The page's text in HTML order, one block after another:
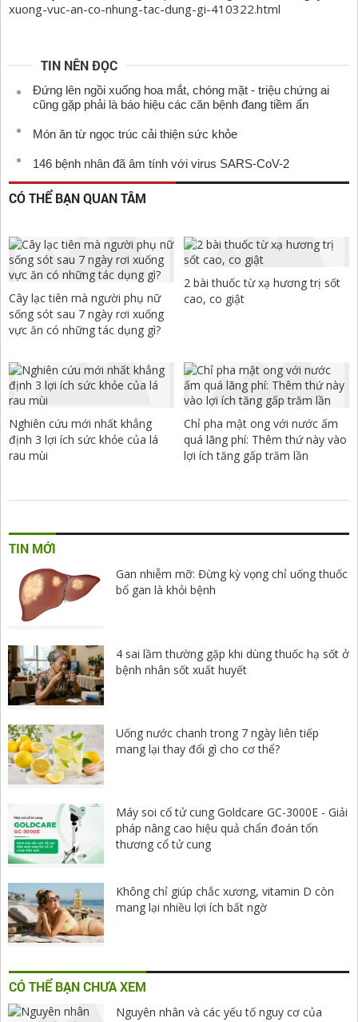
xuong-vuc-an-co-nhung-tac-dung-gi-410322.html
TIN NÊN ĐỌC
Đứng lên ngồi xuống hoa mắt, chóng mặt - triệu chứng ai
cũng gặp phải là báo hiệu các căn bệnh đang tiềm ẩn
Món ăn từ ngọc trúc cải thiện sức khỏe
146 bệnh nhân đã âm tính với virus SARS-CoV-2
CÓ THỂ BẠN QUAN TÂM
Cây lạc tiên mà người phụ nữ
sống sót sau 7 ngày rơi xuống
vực ăn có những tác dụng gì?
2 bài thuốc từ xạ hương trị sốt
cao, co giật
Nghiên cứu mới nhất khẳng
định 3 lợi ích sức khỏe của lá
rau mùi
Chỉ pha mật ong với nước ấm
quá lãng phí: Thêm thứ này vào
lợi ích tăng gấp trăm lần
TIN MỚI
Gan nhiễm mỡ: Đừng kỳ vọng chỉ uống thuốc
bổ gan là khỏi bệnh
4 sai lầm thường gặp khi dùng thuốc hạ sốt ở
bệnh nhân sốt xuất huyết
Uống nước chanh trong 7 ngày liên tiếp
mang lại thay đổi gì cho cơ thể?
Máy soi cổ tử cung Goldcare GC-3000E - Giải
pháp nâng cao hiệu quả chẩn đoán tổn
thương cổ tử cung
Không chỉ giúp chắc xương, vitamin D còn
mang lại nhiều lợi ích bất ngờ
CÓ THỂ BẠN CHƯA XEM
Nguyên nhân và các yếu tố nguy cơ của